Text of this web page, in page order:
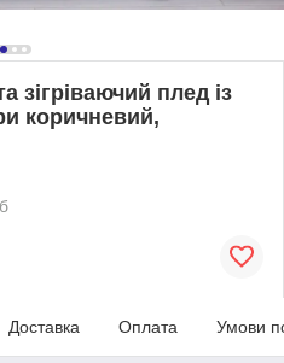
зігріваючий плед із
коричневий,
Доставка Оплата Умови